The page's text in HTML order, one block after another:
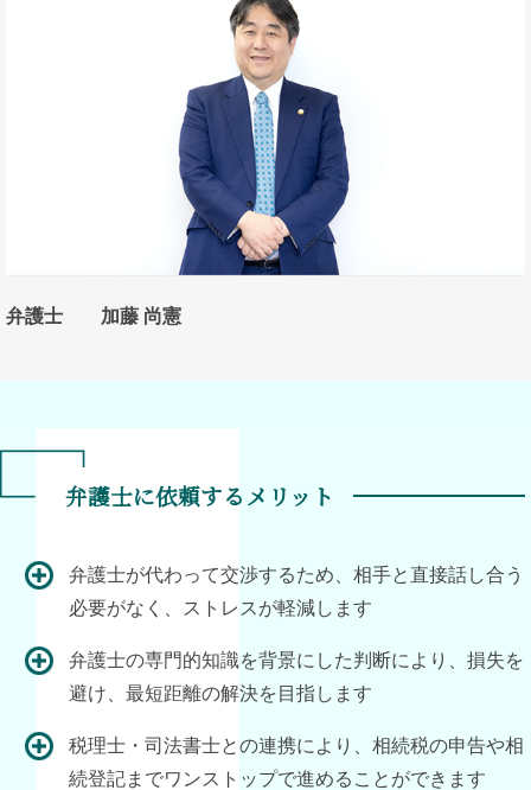
弁護士 加藤 尚憲
弁護士に依頼するメリット
弁護士が代わって交渉するため、相手と直接話し合う
必要がなく、ストレスが軽減します
弁護士の専門的知識を背景にした判断により、損失を
避け、最短距離の解決を目指します
税理士・司法書士との連携により、相続税の申告や相
続登記までワンストップで進めることができます